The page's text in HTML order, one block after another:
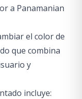
a Panamanian
el color de
que combina
y
incluye: